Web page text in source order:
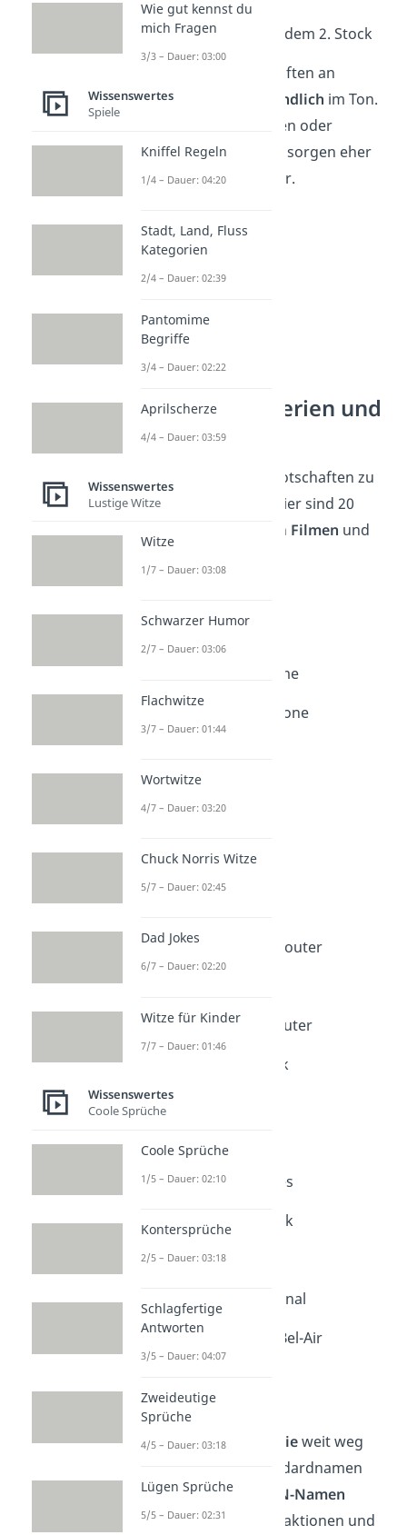
15. Schöne Grüße aus dem 2. Stock
Bleib bei Botschaften an
Nachbarn immer
freundlich im Ton.
Namen, die provozieren oder
jemanden bloßstellen, sorgen eher
für Ärger als für Lacher.
Popkultur — Serien und
Filme
Von Nachbarschaftsbotschaften zu
echten Klassikern — hier sind20
Namen aus bekannten Filmen und
3. Signalfeld der Träume
4. The Walking Dead Zone
6. Stranger Signals
8. Schindlers Netz
10. The Mandalorian Router
12. How I Met Your Router
13. The Office Network
14. Netz ist Coming
15. Pulp Friction Free
16. Der Pate des Netzes
17. Jurassic Router Park
18. La Casa de Router
19. Shrek’s Swamp Signal
20. The Fresh Ping of Bel-Air
Star Wars
Für alle, die eine Galaxieweit weg
von langweiligen Standardnamen
wollen: Diese12 WLAN-Namen
spielen auf Figuren, Fraktionen und
Wie gut kennst du
mich Fragen
3/3 – Dauer: 03:00
Wissenswertes
Spiele
Kniffel Regeln
1/4 – Dauer: 04:20
Stadt, Land, Fluss
Kategorien
2/4 – Dauer: 02:39
Pantomime
Begriffe
3/4 – Dauer: 02:22
Aprilscherze
4/4 – Dauer: 03:59
Wissenswertes
Lustige Witze
Witze
1/7 – Dauer: 03:08
Schwarzer Humor
2/7 – Dauer: 03:06
Flachwitze
3/7 – Dauer: 01:44
Wortwitze
4/7 – Dauer: 03:20
Chuck Norris Witze
5/7 – Dauer: 02:45
Dad Jokes
6/7 – Dauer: 02:20
Witze für Kinder
7/7 – Dauer: 01:46
Wissenswertes
Coole Sprüche
Coole Sprüche
1/5 – Dauer: 02:10
Kontersprüche
2/5 – Dauer: 03:18
Schlagfertige
Antworten
3/5 – Dauer: 04:07
Zweideutige
Sprüche
4/5 – Dauer: 03:18
Lügen Sprüche
5/5 – Dauer: 02:31